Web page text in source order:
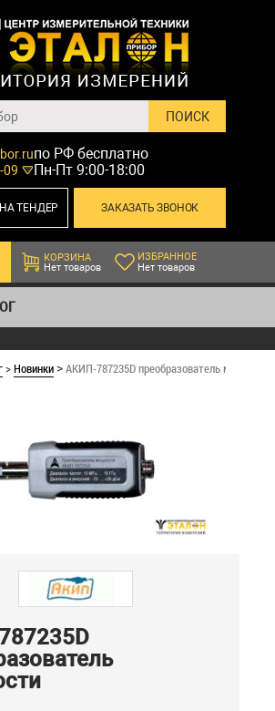
09
по РФ бесплатно
Пн-Пт 9:00-18:00
ЗАКАЗАТЬ ЗВОНОК
ТЕНДЕР
КОРЗИНА
Нет товаров
ИЗБРАННОЕ
Нет товаров
>Новинки >АКИП-787235D преобразователь мощности